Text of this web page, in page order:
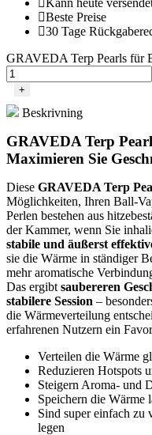
Beste Preise
30 Tage
GRAVEDA Terp Pearls für
+
Beskrivning
GRAVEDA Terp
Maximieren Sie
Diese GRAVEDA Terp
Möglichkeiten, Ihren Ball-
Perlen bestehen aus
der Kammer, wenn Sie
stabile und äußerst
sie die Wärme in ständiger
mehr aromatische
Das ergibt saubereren
stabilere Session –
die Wärmeverteilung
erfahrenen Nutzern ein
Verteilen die Wärme
Reduzieren Hotspots
Steigern Aroma- und
Speichern die Wärme
Sind super einfach zu
legen